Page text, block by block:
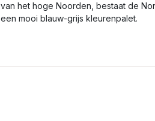
van het hoge Noorden, bestaat de
een mooi blauw-grijs kleurenpalet.